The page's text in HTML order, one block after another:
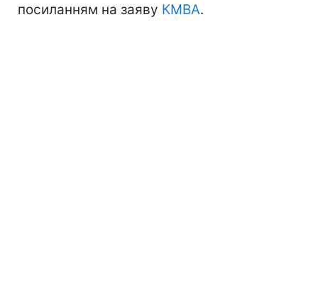
посиланням на заяву КМВА.